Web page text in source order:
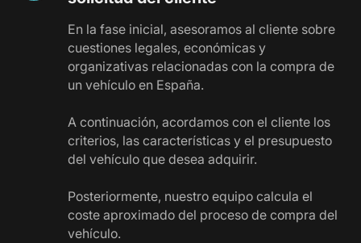
En la fase inicial, asesoramos al cliente sobre
cuestiones legales, económicas y
organizativas relacionadas con la compra de
un vehículo en España.
A continuación, acordamos con el cliente los
criterios, las características y el presupuesto
del vehículo que desea adquirir.
Posteriormente, nuestro equipo calcula el
coste aproximado del proceso de compra del
vehículo.